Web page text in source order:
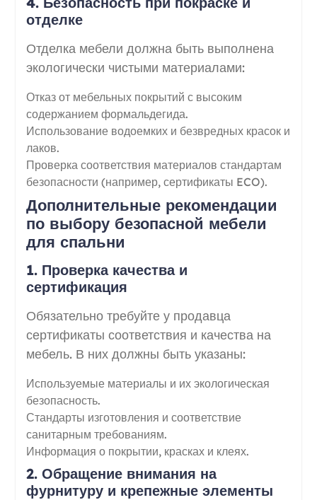
отделке
Отделка мебели должна быть выполнена
экологически чистыми материалами:
Отказ от мебельных покрытий с высоким
содержанием формальдегида.
Использование водоемких и безвредных красок и
лаков.
Проверка соответствия материалов стандартам
безопасности (например, сертификаты ECO).
Дополнительные рекомендации
по выбору безопасной мебели
для спальни
1. Проверка качества и
сертификация
Обязательно требуйте у продавца
сертификаты соответствия и качества на
мебель. В них должны быть указаны:
Используемые материалы и их экологическая
безопасность.
Стандарты изготовления и соответствие
санитарным требованиям.
Информация о покрытии, красках и клеях.
2. Обращение внимания на
фурнитуру и крепежные элементы